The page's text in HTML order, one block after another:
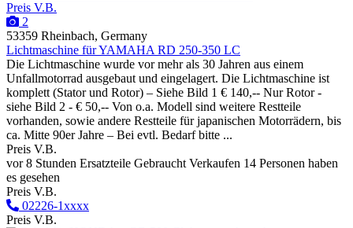
Preis V.B.
2
53359 Rheinbach, Germany
Lichtmaschine für YAMAHA RD 250-350 LC
Die Lichtmaschine wurde vor mehr als 30 Jahren aus einem
Unfallmotorrad ausgebaut und eingelagert. Die Lichtmaschine ist
komplett (Stator und Rotor) – Siehe Bild 1 € 140,-- Nur Rotor -
siehe Bild 2 - € 50,-- Von o.a. Modell sind weitere Restteile
vorhanden, sowie andere Restteile für japanischen Motorrädern, bis
ca. Mitte 90er Jahre – Bei evtl. Bedarf bitte ...
Preis V.B.
vor 8 Stunden Ersatzteile Gebraucht Verkaufen 14 Personen haben
es gesehen
Preis V.B.
02226-1xxxx
Preis V.B.